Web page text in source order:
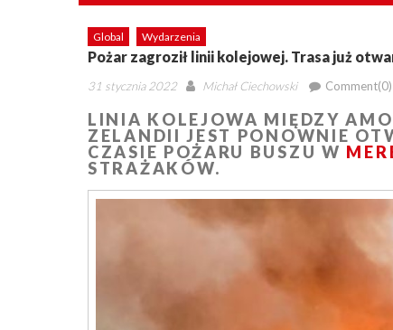
Global Wydarzenia
Pożar zagroził linii kolejowej. Trasa już
Posted
31 stycznia 2022 Author
Michał Ciechowski Comment(0)
LINIA KOLEJOWA MIĘDZY
ZELANDII JEST PONOWNIE
CZASIE POŻARU BUSZU W
STRAŻAKÓW.